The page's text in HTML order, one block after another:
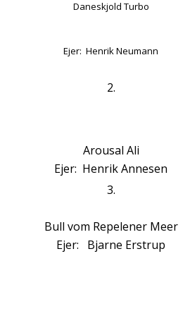
Daneskjold Turbo
Ejer: Henrik Neumann
2.
Arousal Ali
Ejer: Henrik Annesen
3.
Bull vom Repelener Meer
Ejer: Bjarne Erstrup